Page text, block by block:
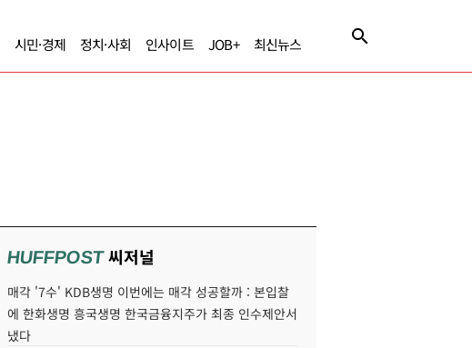
시민·경제 정치·사회 인사이트 JOB+ 최신뉴스
HUFFPOST씨저널
매각 '7수' KDB생명 이번에는 매각 성공할까 : 본입찰
에 한화생명 흥국생명 한국금융지주가 최종 인수제안서
냈다